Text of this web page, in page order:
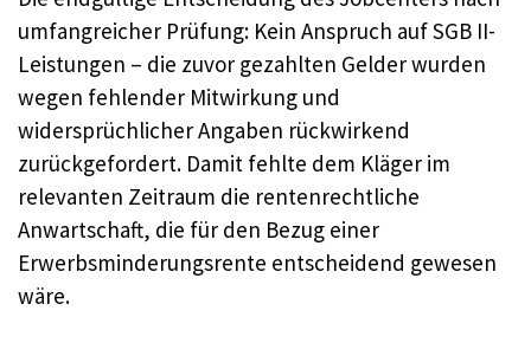
umfangreicher Prüfung: Kein Anspruch auf SGB II-
Leistungen – die zuvor gezahlten Gelder wurden
wegen fehlender Mitwirkung und
widersprüchlicher Angaben rückwirkend
zurückgefordert. Damit fehlte dem Kläger im
relevanten Zeitraum die rentenrechtliche
Anwartschaft, die für den Bezug einer
Erwerbsminderungsrente entscheidend gewesen
wäre.